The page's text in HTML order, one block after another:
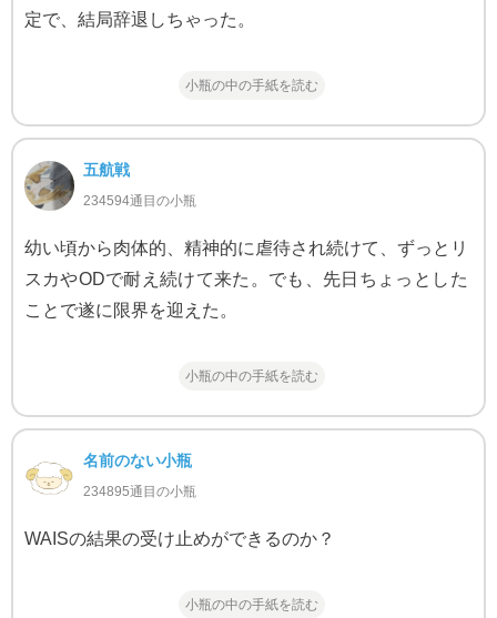
定で、結局辞退しちゃった。
小瓶の中の手紙を読む
五航戦
234594通目の小瓶
幼い頃から肉体的、精神的に虐待され続けて、ずっとリ
スカやODで耐え続けて来た。でも、先日ちょっとした
ことで遂に限界を迎えた。
小瓶の中の手紙を読む
名前のない小瓶
234895通目の小瓶
WAISの結果の受け止めができるのか？
小瓶の中の手紙を読む